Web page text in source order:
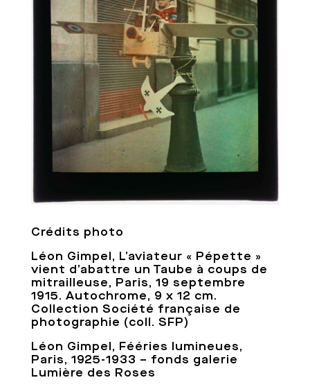
Crédits photo
Léon Gimpel, L’aviateur « Pépette »
vient d’abattre un Taube à coups de
mitrailleuse, Paris, 19 septembre
1915. Autochrome, 9 x 12 cm.
Collection Société française de
photographie (coll. SFP)
Léon Gimpel, Fééries lumineues,
Paris, 1925-1933 – fonds galerie
Lumière des Roses